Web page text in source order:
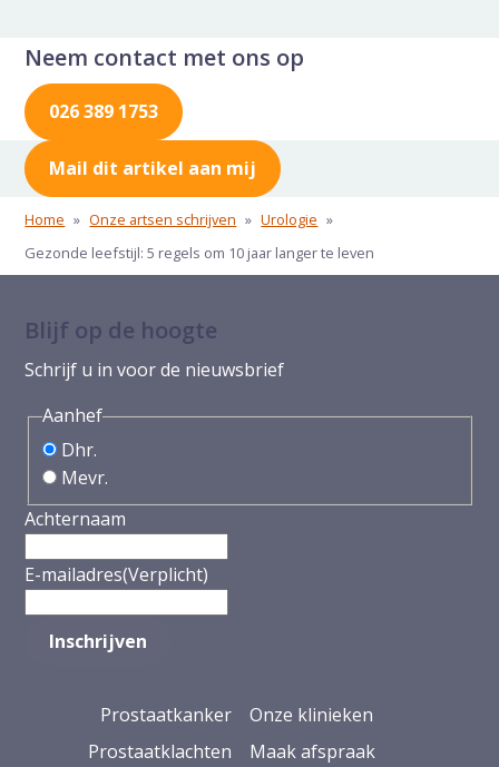
Neem contact met ons op
026 389 1753
Mail dit artikel aan mij
Home » Onze artsen schrijven » Urologie »
Gezonde leefstijl: 5 regels om 10 jaar langer te leven
Blijf op de hoogte
Schrijf u in voor de nieuwsbrief
Aanhef
Dhr.
Mevr.
Achternaam
E-mailadres(Verplicht)
Prostaatkanker
Prostaatklachten
Onze klinieken
Maak afspraak